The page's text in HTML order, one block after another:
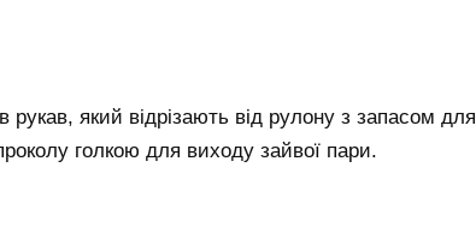
рукав, який відрізають від рулону з запасом для
голкою для виходу зайвої пари.